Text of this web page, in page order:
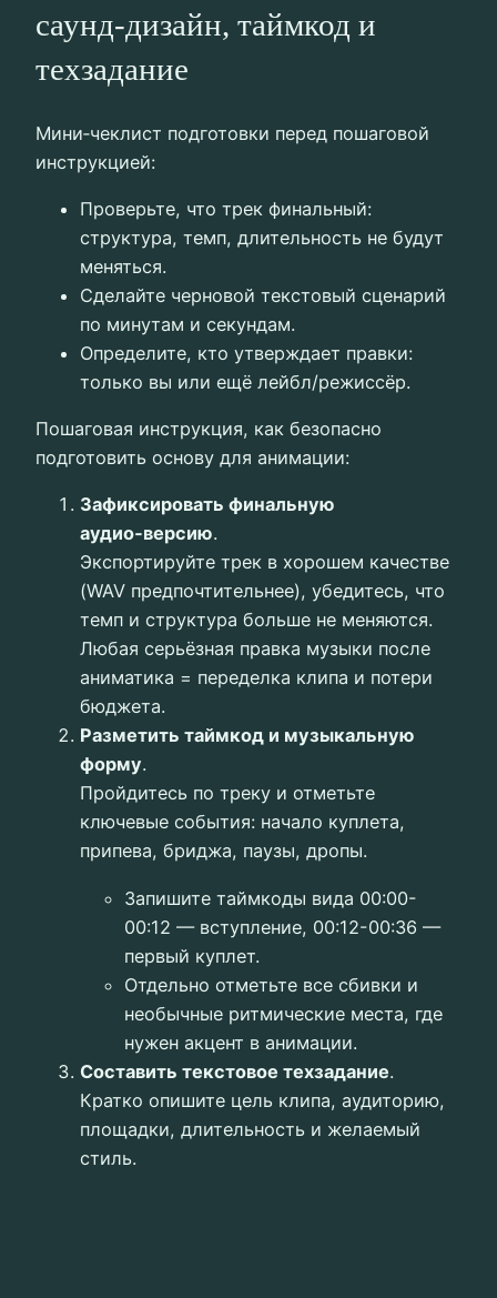
саунд-дизайн, таймкод и
техзадание
Мини‑чеклист подготовки перед пошаговой
инструкцией:
Проверьте, что трек финальный:
структура, темп, длительность не будут
меняться.
Сделайте черновой текстовый сценарий
по минутам и секундам.
Определите, кто утверждает правки:
только вы или ещё лейбл/режиссёр.
Пошаговая инструкция, как безопасно
подготовить основу для анимации:
Зафиксировать финальную
аудио‑версию.
Экспортируйте трек в хорошем качестве
(WAV предпочтительнее), убедитесь, что
темп и структура больше не меняются.
Любая серьёзная правка музыки после
аниматика = переделка клипа и потери
бюджета.
Разметить таймкод и музыкальную
форму.
Пройдитесь по треку и отметьте
ключевые события: начало куплета,
припева, бриджа, паузы, дропы.
Запишите таймкоды вида 00:00-
00:12 — вступление, 00:12-00:36 —
первый куплет.
Отдельно отметьте все сбивки и
необычные ритмические места, где
нужен акцент в анимации.
Составить текстовое техзадание.
Кратко опишите цель клипа, аудиторию,
площадки, длительность и желаемый
стиль.